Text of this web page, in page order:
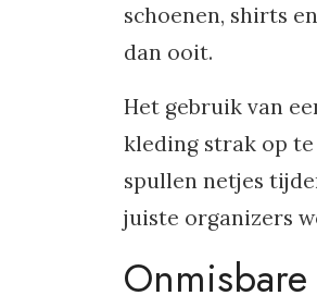
schoenen, shirts
dan ooit.
Het gebruik van
kleding strak op
spullen netjes
juiste organizers